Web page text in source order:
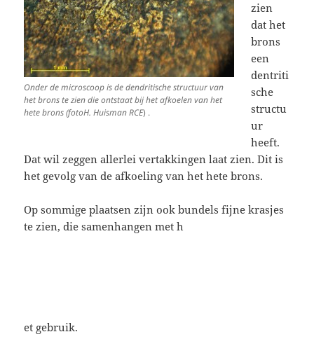
Onder de microscoop is de dendritische structuur van
het brons te zien die ontstaat bij het afkoelen van het
hete brons (fotoH. Huisman RCE) .
zien
dat het
brons
een
dentriti
sche
structu
ur
heeft.
Dat wil zeggen allerlei vertakkingen laat zien. Dit is
het gevolg van de afkoeling van het hete brons.
Op sommige plaatsen zijn ook bundels fijne krasjes
te zien, die samenhangen met h
et gebruik.